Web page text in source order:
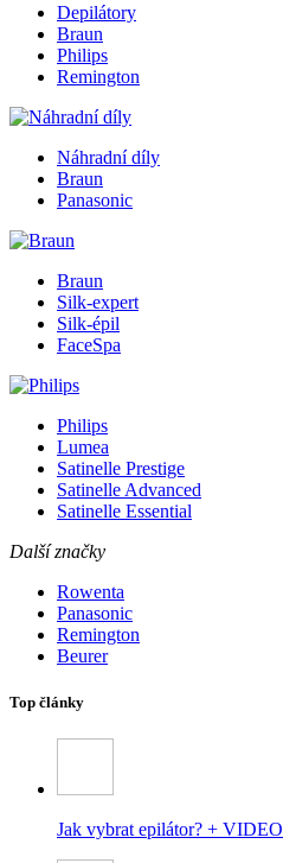
Depilátory
Braun
Philips
Remington
Náhradní díly
Braun
Panasonic
Braun
Silk-expert
Silk-épil
FaceSpa
Philips
Lumea
Satinelle Prestige
Satinelle Advanced
Satinelle Essential
Další značky
Rowenta
Panasonic
Remington
Beurer
Top články
Jak vybrat epilátor? + VIDEO